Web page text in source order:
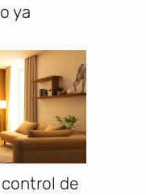
ya
de